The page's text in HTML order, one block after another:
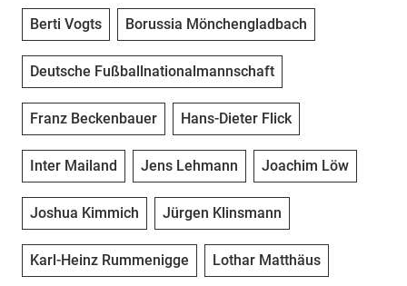
Berti Vogts Borussia Mönchengladbach
Deutsche Fußballnationalmannschaft
Franz Beckenbauer Hans-Dieter Flick
Inter Mailand Jens Lehmann Joachim Löw
Joshua Kimmich Jürgen Klinsmann
Karl-Heinz Rummenigge Lothar Matthäus